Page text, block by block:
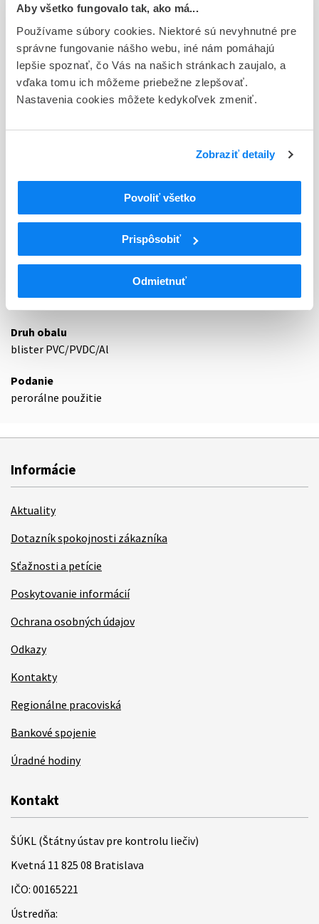
Aby všetko fungovalo tak, ako má...
Používame súbory cookies. Niektoré sú nevyhnutné pre
správne fungovanie nášho webu, iné nám pomáhajú
lepšie spoznať, čo Vás na našich stránkach zaujalo, a
vďaka tomu ich môžeme priebežne zlepšovať.
Nastavenia cookies môžete kedykoľvek zmeniť.
Zobraziť detaily
Povoliť všetko
Prispôsobiť
Odmietnuť
Európska
Držiteľ, krajina
Accord Healthcare S.L.U, Španielsko
Indikačná skupina
44 - CYTOSTATICA
Cytostatiká a imunomodulátory
L01E
Inhibítory proteínkinázy
Inhibítory BCR-ABL tyrozínkinázy
L01EA03
Nilotinib
Podrobnosti o lieku
36
Druh obalu
blister PVC/PVDC/Al
Podanie
perorálne použitie
Informácie
Aktuality
Dotazník spokojnosti zákazníka
Sťažnosti a petície
Poskytovanie informácií
Ochrana osobných údajov
Odkazy
Kontakty
Regionálne pracoviská
Bankové spojenie
Úradné hodiny
Kontakt
ŠÚKL (Štátny ústav pre kontrolu liečiv)
Kvetná 11 825 08 Bratislava
IČO: 00165221
Ústredňa: